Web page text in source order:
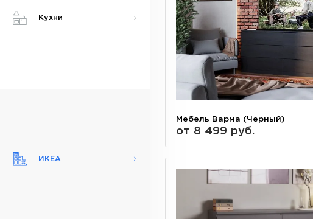
Кухни
ИКЕА
Мебель Варма (Черный)
от 8 499 руб.